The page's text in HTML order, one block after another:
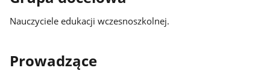
Nauczyciele edukacji wczesnoszkolnej.
Prowadzące